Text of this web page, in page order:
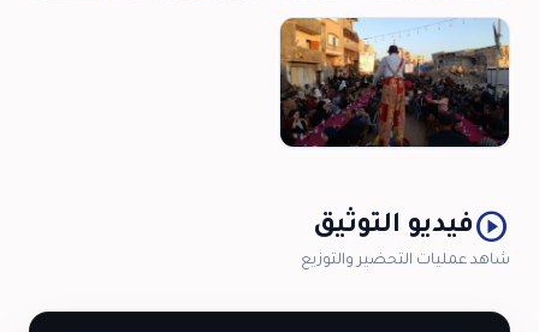
play_circleفيديو التوثيق
شاهد عمليات التحضير والتوزيع